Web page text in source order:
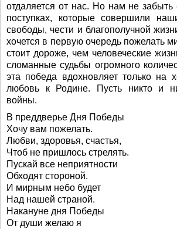
отдаляется от нас. Но нам не забыть
поступках, которые совершили
свободы, чести и благополучной
хочется в первую очередь пожелать
стоит дороже, чем человеческие
сломанные судьбы огромного
эта победа вдохновляет только на
любовь к Родине. Пусть никто и
войны.
В преддверье Дня Победы
Хочу вам пожелать.
Любви, здоровья, счастья,
Чтоб не пришлось стрелять.
Пускай все неприятности
Обходят стороной.
И мирным небо будет
Над нашей страной.
Накануне дня Победы
От души желаю я